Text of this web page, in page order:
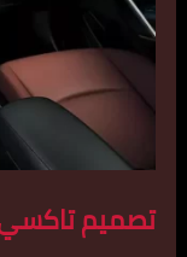
تصميم